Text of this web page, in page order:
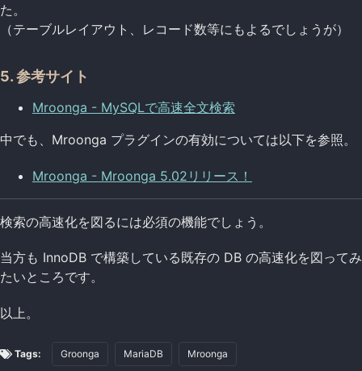
た。
（テーブルレイアウト、レコード数等にもよるでしょうが）
5. 参考サイト
Mroonga - MySQLで高速全文検索
中でも、Mroonga プラグインの有効については以下を参照。
Mroonga - Mroonga 5.02リリース！
検索の高速化を図るには必須の機能でしょう。
当方も InnoDB で構築している既存の DB の高速化を図ってみ
たいところです。
以上。
Tags: Groonga MariaDB Mroonga